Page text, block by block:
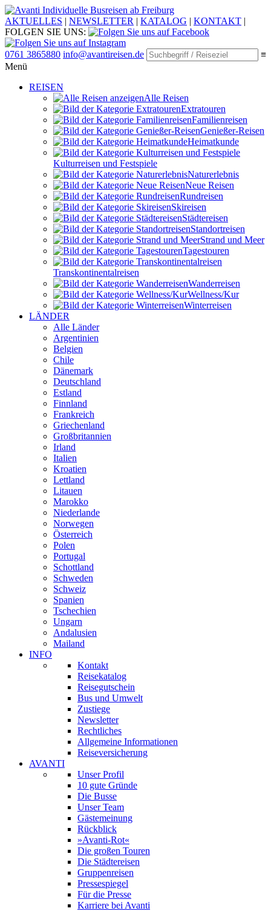
Individuelle Busreisen ab Freiburg
AKTUELLES | NEWSLETTER | KATALOG | KONTAKT |
FOLGEN SIE UNS:
0761 3865880 info@avantireisen.de
≡
Menü
REISEN
Alle Reisen
Extratouren
Familien­reisen
Genießer-Reisen
Heimatkunde
Kultur­reisen und Festspiele
Naturerlebnis
Neue Reisen
Rund­reisen
Ski­reisen
Städte­reisen
Standort­reisen
Strand und Meer
Tagestouren
Transkontinental­reisen
Wander­reisen
Wellness/Kur
Winter­reisen
LÄNDER
Alle Länder
Argentinien
Belgien
Chile
Dänemark
Deutschland
Estland
Finnland
Frankreich
Griechenland
Großbritannien
Irland
Italien
Kroatien
Lettland
Litauen
Marokko
Niederlande
Norwegen
Österreich
Polen
Portugal
Schottland
Schweden
Schweiz
Spanien
Tschechien
Ungarn
Andalusien
Mailand
INFO
Kontakt
Reisekatalog
Reisegutschein
Bus und Umwelt
Zustiege
Newsletter
Rechtliches
Allgemeine Informationen
Reiseversicherung
AVANTI
Unser Profil
10 gute Gründe
Die Busse
Unser Team
Gästemeinung
Rückblick
»Avanti-Rot«
Die großen Touren
Die Städtereisen
Gruppenreisen
Pressespiegel
Für die Presse
Karriere bei Avanti